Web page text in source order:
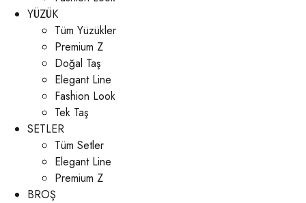
YÜZÜK
Tüm Yüzükler
Premium Z
Doğal Taş
Elegant Line
Fashion Look
Tek Taş
SETLER
Tüm Setler
Elegant Line
Premium Z
BROŞ